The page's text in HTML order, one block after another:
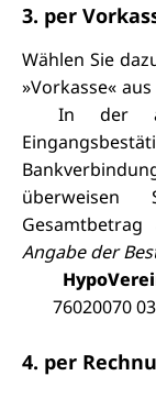
3. per
Wählen Sie
»Vorkasse«
In der
Gesamtbetrag
Angabe der
76020070
4. per